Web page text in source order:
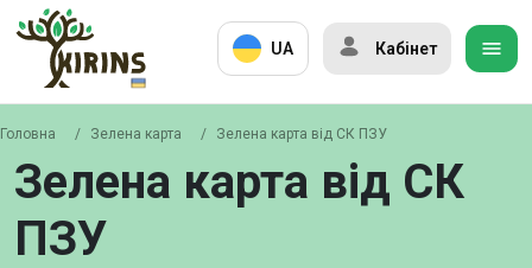
UA Кабінет
Головна / Зелена карта / Зелена карта від СК ПЗУ
Зелена карта від СК
ПЗУ